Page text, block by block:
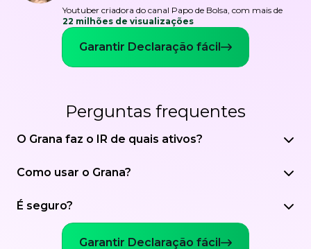
Youtuber criadora do canal Papo de Bolsa, com mais de
22 milhões de visualizações
Garantir Declaração fácil
Perguntas frequentes
O Grana faz o IR de quais ativos?
Como usar o Grana?
É seguro?
Garantir Declaração fácil